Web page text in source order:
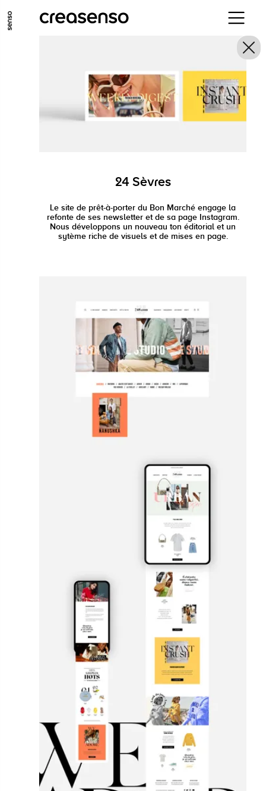
ALLER AU CONTENU PRINCIPAL
24 Sèvres
Le site de prêt-à-porter du Bon Marché engage la
refonte de ses newsletter et de sa page Instagram.
Nous développons un nouveau ton éditorial et un
sytème riche de visuels et de mises en page.